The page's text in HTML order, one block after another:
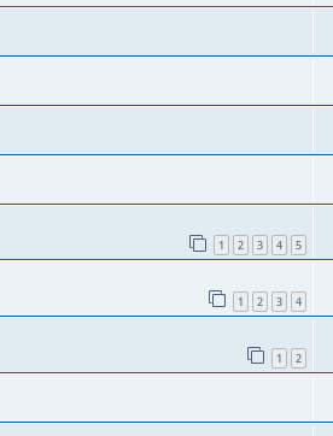
1 2 3 4 5
1 2 3 4
1 2